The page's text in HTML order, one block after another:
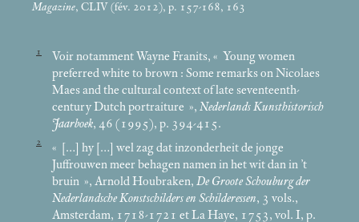
Magazine, CLIV (fév. 2012), p. 157-168, 163
1 Voir notamment Wayne Franits, « Young women
preferred white to brown : Some remarks on Nicolaes
Maes and the cultural context of late seventeenth-
century Dutch portraiture », Nederlands Kunsthistorisch
Jaarboek, 46 (1995), p. 394-415.
2 « […] hy […] wel zag dat inzonderheit de jonge
Juffrouwen meer behagen namen in het wit dan in ’t
bruin », Arnold Houbraken, De Groote Schouburg der
Nederlandsche Konstschilders en Schilderessen, 3 vols.,
Amsterdam, 1718-1721 et La Haye, 1753, vol. I, p.